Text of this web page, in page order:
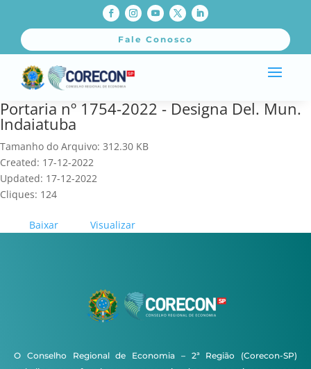
Fale Conosco
Portaria nº 1754-2022 - Designa Del. Mun.
Indaiatuba
Tamanho do Arquivo: 312.30 KB
Created: 17-12-2022
Updated: 17-12-2022
Cliques: 124
Baixar Visualizar
O Conselho Regional de Economia – 2ª Região (Corecon-SP)